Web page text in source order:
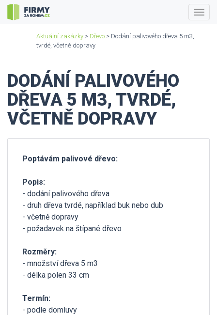
Aktuální zakázky > Dřevo > Dodání palivového dřeva 5 m3,
tvrdé, včetně dopravy
DODÁNÍ PALIVOVÉHO
DŘEVA 5 M3, TVRDÉ,
VČETNĚ DOPRAVY
Poptávám palivové dřevo:
Popis:
- dodání palivového dřeva
- druh dřeva tvrdé, například buk nebo dub
- včetně dopravy
- požadavek na štípané dřevo
Rozměry:
- množství dřeva 5 m3
- délka polen 33 cm
Termín:
- podle domluvy